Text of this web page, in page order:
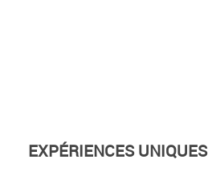
EXPÉRIENCES UNIQUES